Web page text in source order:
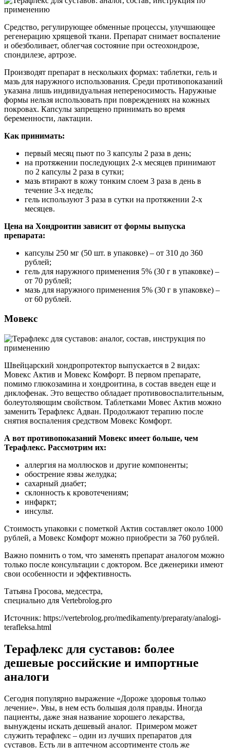
Средство, регулирующее обменные процессы, улучшающее
регенерацию хрящевой ткани. Препарат снимает воспаление
и обезболивает, облегчая состояние при остеохондрозе,
спондилезе, артрозе.
Производят препарат в нескольких формах: таблетки, гель и
мазь для наружного использования. Среди противопоказаний
указана лишь индивидуальная непереносимость. Наружные
формы нельзя использовать при повреждениях на кожных
покровах. Капсулы запрещено принимать во время
беременности, лактации.
Как принимать:
первый месяц пьют по 3 капсулы 2 раза в день;
на протяжении последующих 2-х месяцев принимают
по 2 капсулы 2 раза в сутки;
мазь втирают в кожу тонким слоем 3 раза в день в
течение 3-х недель;
гель используют 3 раза в сутки на протяжении 2-х
месяцев.
Цена на Хондроитин зависит от формы выпуска
препарата:
капсулы 250 мг (50 шт. в упаковке) – от 310 до 360
рублей;
гель для наружного применения 5% (30 г в упаковке) –
от 70 рублей;
мазь для наружного применения 5% (30 г в упаковке) –
от 60 рублей.
Мовекс
Швейцарский хондропротектор выпускается в 2 видах:
Мовекс Актив и Мовекс Комфорт. В первом препарате,
помимо глюкoзaмина и xoндpoитина, в состав введен еще и
диклофенак. Это вещество обладает противовоспалительным,
болеутоляющим свойством. Таблетками Мовес Актив можно
заменить Терафлекс Адван. Продолжают терапию после
снятия воспаления средством Мовекс Комфорт.
А вот противопоказаний Мовекс имеет больше, чем
Терафлекс. Рассмотрим их:
аллергия на моллюсков и другие компоненты;
обострение яэвы желудка;
сахарный диабет;
склонность к кровотечениям;
инфаркт;
инсульт.
Стоимость упаковки с пометкой Актив составляет около 1000
рублей, а Мовекс Комфорт можно приобрести за 760 рублей.
Важно помнить о том, что заменять препарат аналогом можно
только после консультации с доктором. Все дженерики имеют
свои особенности и эффективность.
Татьяна Гросова, медсестра,
специально для Vertebrolog.pro
Источник: https://vertebrolog.pro/medikamenty/preparaty/analogi-
terafleksa.html
Терафлекс для суставов: более
дешевые российские и импортные
аналоги
Сегодня популярно выражение «Дороже здоровья только
лечение». Увы, в нем есть большая доля правды. Иногда
пациенты, даже зная название хорошего лекарства,
вынуждены искать дешевый аналог. Примером может
служить терафлекс – один из лучших препаратов для
суставов. Есть ли в аптечном ассортименте столь же